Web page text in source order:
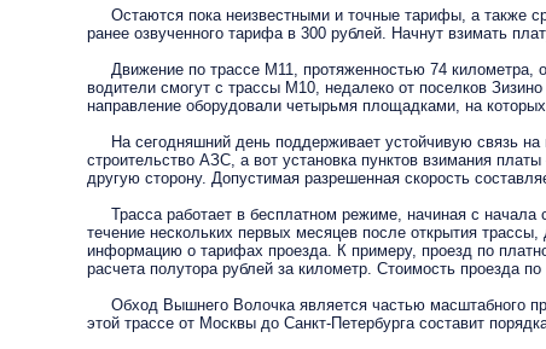
Остаются пока неизвестными и точные тарифы, а также
ранее озвученного тарифа в 300 рублей. Начнут взимать
Движение по трассе М11, протяженностью 74 километра,
водители смогут с трассы М10, недалеко от поселков
направление оборудовали четырьмя площадками, на
На сегодняшний день поддерживает устойчивую связь на
строительство АЗС, а вот установка пунктов взимания
другую сторону. Допустимая разрешенная скорость
Трасса работает в бесплатном режиме, начиная с начала
течение нескольких первых месяцев после открытия
информацию о тарифах проезда. К примеру, проезд по
расчета полутора рублей за километр. Стоимость проезда
Обход Вышнего Волочка является частью масштабного
этой трассе от Москвы до Санкт-Петербурга составит